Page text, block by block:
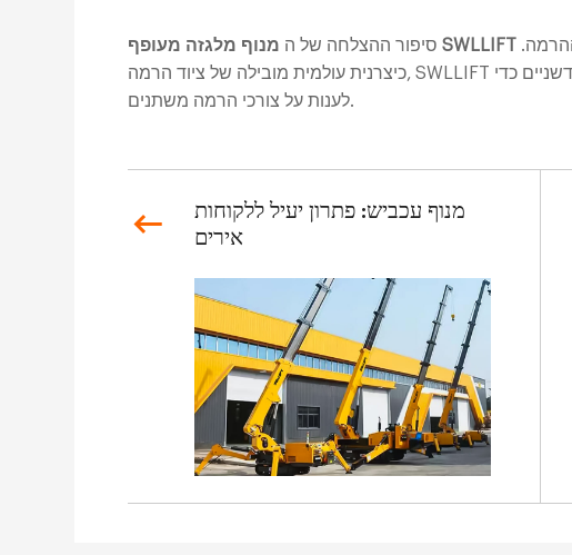
סיפור ההצלחה של ה מנוף מלגזה מעופף SWLLIFT
כיצרנית עולמית מובילה של ציוד הרמה, SWLLIFT תמשיך לעבוד עם לקוחותיה כדי לספק פתרונות חדשניים כדי
לענות על צורכי הרמה משתנים.
מנוף עכביש: פתרון יעיל ללקוחות
אירים